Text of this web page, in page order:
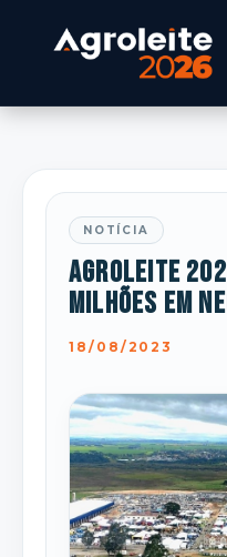
NOTÍCIA
Agroleite
milhões em
18/08/2023